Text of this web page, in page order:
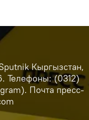
Кыргызстан,
Телефоны: (0312)
Почта пресс-